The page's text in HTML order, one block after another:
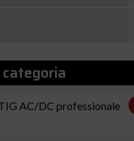
AC/DC professionale